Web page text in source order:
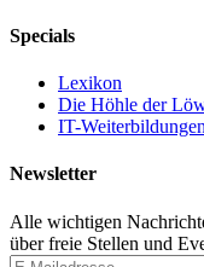
Specials
Lexikon
Die Höhle der
IT-
Newsletter
Alle wichtigen
über freie Stellen und